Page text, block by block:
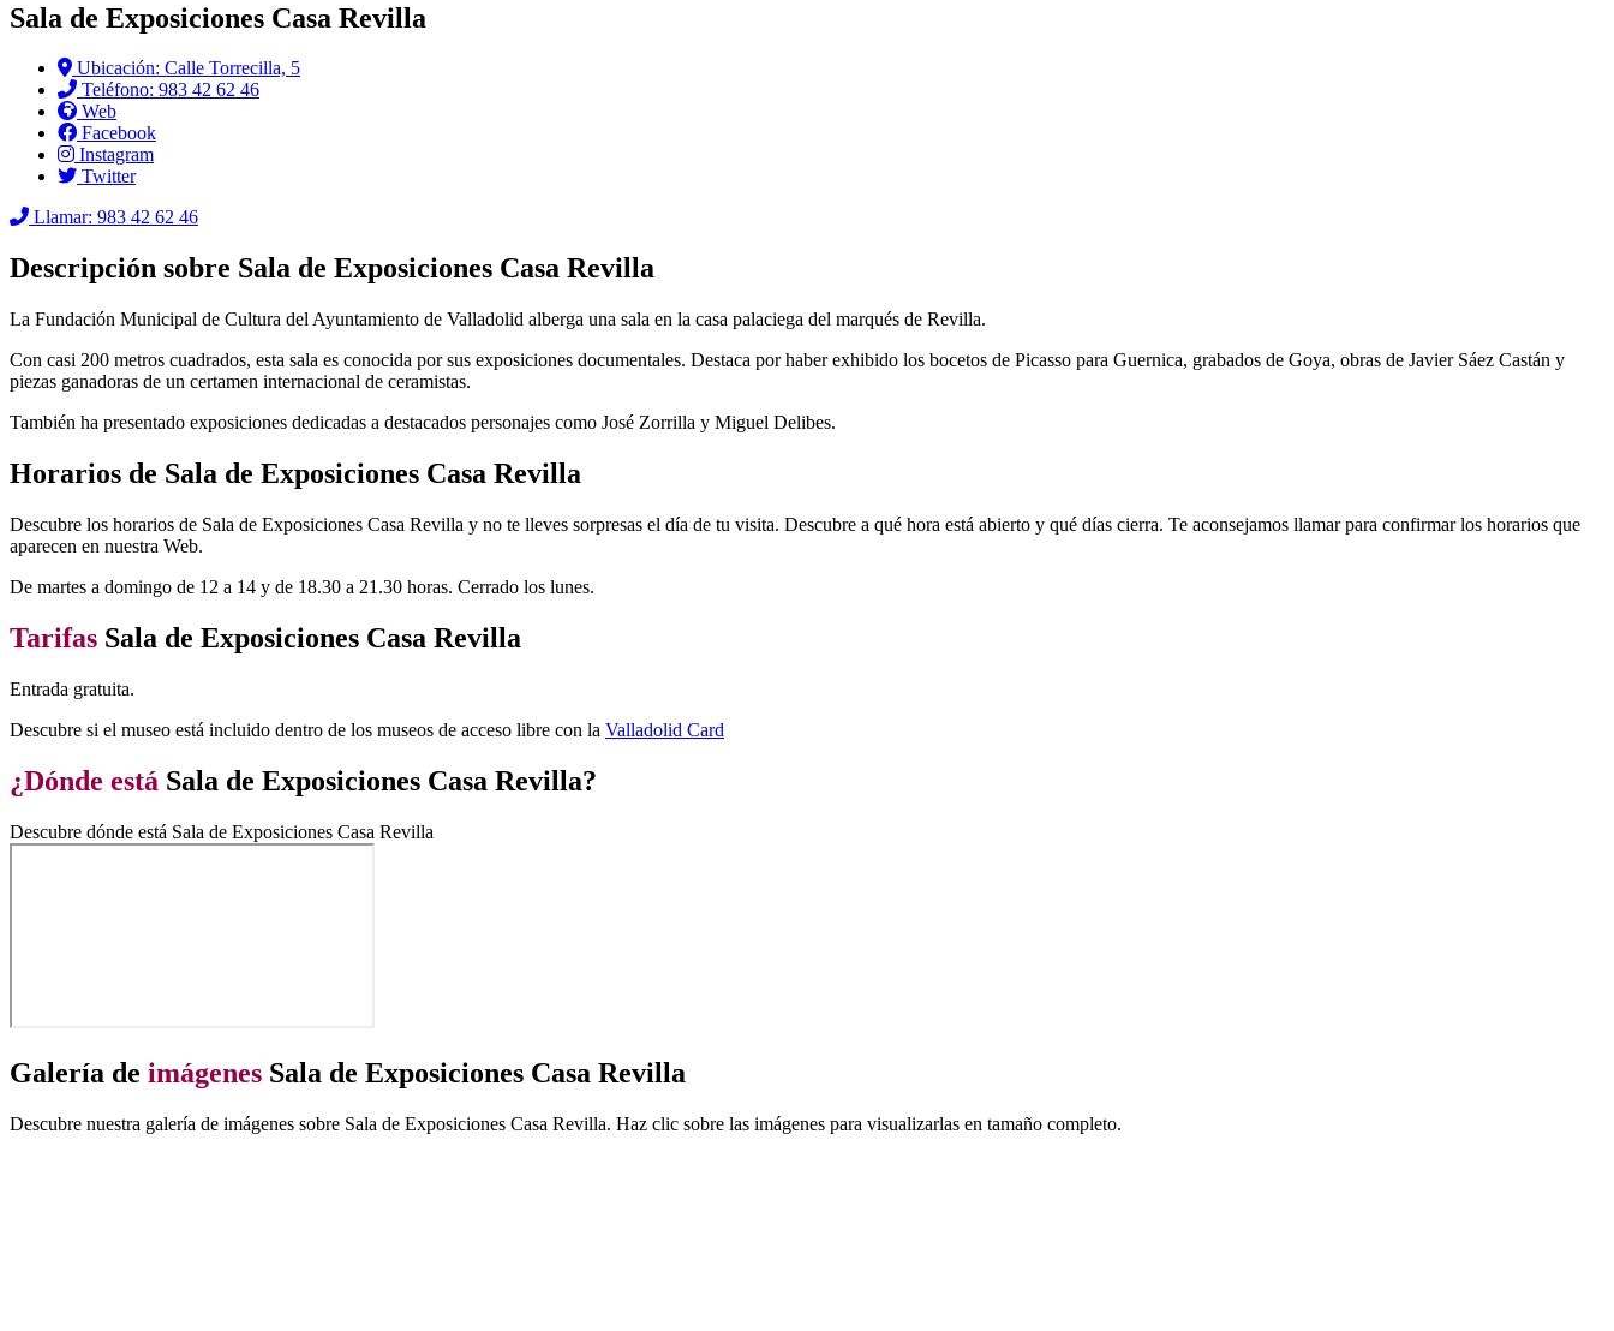
Sala de Exposiciones Casa Revilla
Ubicación: Calle Torrecilla, 5
Teléfono: 983 42 62 46
Web
Facebook
Instagram
Twitter
Llamar: 983 42 62 46
Descripción sobre Sala de Exposiciones Casa Revilla
La Fundación Municipal de Cultura del Ayuntamiento de Valladolid alberga una sala en la casa palaciega del marqués de Revilla.
Con casi 200 metros cuadrados, esta sala es conocida por sus exposiciones documentales. Destaca por haber exhibido los bocetos de Picasso para Guernica, grabados de Goya, obras de Javier Sáez Castán y
piezas ganadoras de un certamen internacional de ceramistas.
También ha presentado exposiciones dedicadas a destacados personajes como José Zorrilla y Miguel Delibes.
Horarios de Sala de Exposiciones Casa Revilla
Descubre los horarios de Sala de Exposiciones Casa Revilla y no te lleves sorpresas el día de tu visita. Descubre a qué hora está abierto y qué días cierra. Te aconsejamos llamar para confirmar los horarios que
aparecen en nuestra Web.
De martes a domingo de 12 a 14 y de 18.30 a 21.30 horas. Cerrado los lunes.
Tarifas Sala de Exposiciones Casa Revilla
Entrada gratuita.
Descubre si el museo está incluido dentro de los museos de acceso libre con la Valladolid Card
¿Dónde está Sala de Exposiciones Casa Revilla?
Descubre dónde está Sala de Exposiciones Casa Revilla
Galería de imágenes Sala de Exposiciones Casa Revilla
Descubre nuestra galería de imágenes sobre Sala de Exposiciones Casa Revilla. Haz clic sobre las imágenes para visualizarlas en tamaño completo.